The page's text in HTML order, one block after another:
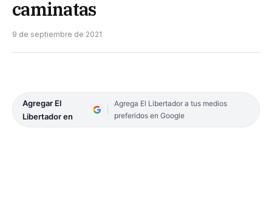
caminatas
9 de septiembre de 2021
Agregar El
Libertador en
Agrega El Libertador a tus medios
preferidos en Google